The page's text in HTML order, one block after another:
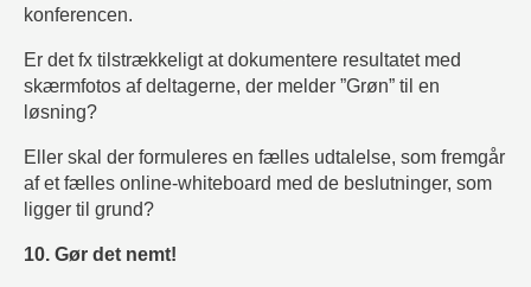
konferencen.
Er det fx tilstrækkeligt at dokumentere resultatet med
skærmfotos af deltagerne, der melder ”Grøn” til en
løsning?
Eller skal der formuleres en fælles udtalelse, som fremgår
af et fælles online-whiteboard med de beslutninger, som
ligger til grund?
10. Gør det nemt!